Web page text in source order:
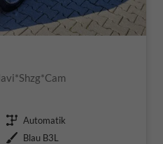
Getriebe Automatik
Außenfarbe Blau B3L